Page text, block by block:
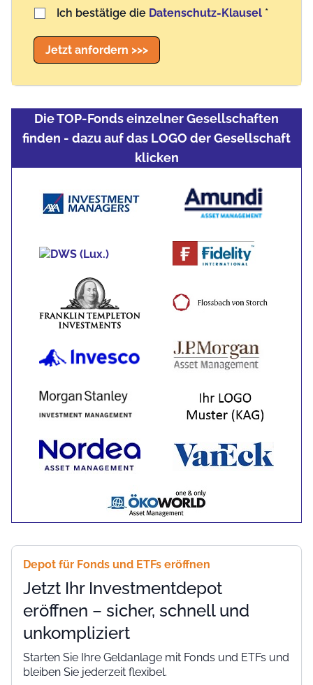
Benutzername
Ich bestätige die Datenschutz-Klausel *
Jetzt anfordern >>>
Die TOP-Fonds einzelner Gesellschaften
finden - dazu auf das LOGO der Gesellschaft
klicken
Depot für Fonds und ETFs eröffnen
Jetzt Ihr Investmentdepot
eröffnen – sicher, schnell und
unkompliziert
Starten Sie Ihre Geldanlage mit Fonds und ETFs und
bleiben Sie jederzeit flexibel.